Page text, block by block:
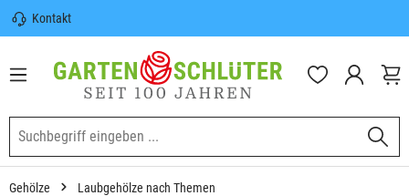
springen
Kontakt
Sicherer Versand | Versandkostenfrei
(DE) ab 100€
Garten-Schlüter Anwachsgarantie
Gehölze Laubgehölze nach Themen